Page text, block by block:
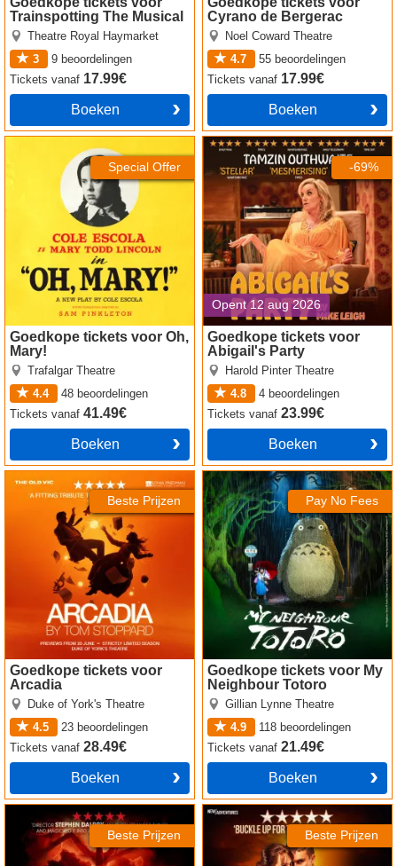
Trainspotting The Musical
Theatre Royal Haymarket
3
9 beoordelingen
Tickets vanaf 17.99€
Boeken
Cyrano de Bergerac
Noel Coward Theatre
4.7
55 beoordelingen
Ticketsvanaf 17.99€
Boeken
Special Offer
Goedkope tickets voor Oh,
Mary!
Trafalgar Theatre
4.4
48 beoordelingen
Tickets vanaf 41.49€
Boeken
-69%
Opent 12 aug 2026
Goedkope tickets voor
Abigail's Party
Harold Pinter Theatre
4.8
4 beoordelingen
Ticketsvanaf23.99€
Boeken
Abigail's Party tickets
Beste Prijzen
Goedkope tickets voor
Arcadia
Duke of York's Theatre
4.5
23 beoordelingen
Tickets vanaf 28.49€
Boeken
Arcadia tickets
Pay No Fees
Goedkope tickets voor My
Neighbour Totoro
Gillian Lynne Theatre
4.9
118 beoordelingen
Ticketsvanaf21.49€
Boeken
My Neighbour Totoro tickets
Beste Prijzen
Stranger Things: The First
Shadow tickets
Beste Prijzen
The Car Man tickets